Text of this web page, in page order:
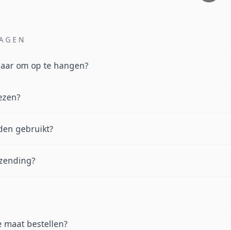
om op te hangen?
gebruikt?
maat bestellen?